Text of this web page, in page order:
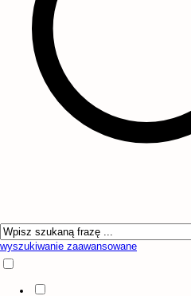
wyszukiwanie zaawansowane